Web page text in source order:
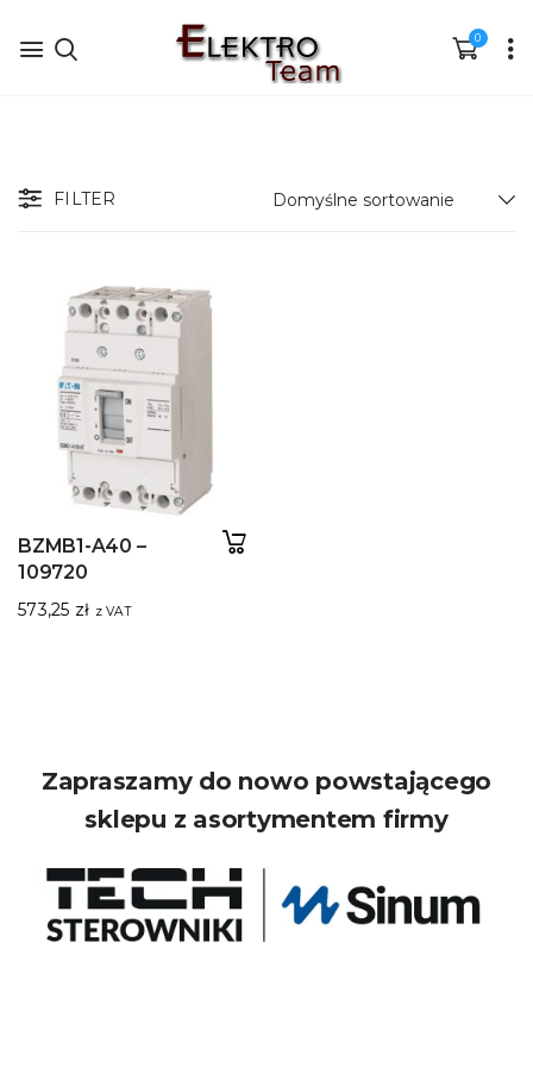
0
FILTER
BZMB1-A40 –
109720
573,25 zł z VAT
Zapraszamy do nowo powstającego
sklepu z asortymentem firmy